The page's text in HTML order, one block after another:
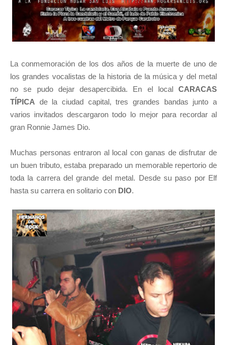
La conmemoración de los dos años de la muerte de uno de
los grandes vocalistas de la historia de la música y del metal
no se pudo dejar desapercibida. En el local CARACAS
TÍPICA de la ciudad capital, tres grandes bandas junto a
varios invitados descargaron todo lo mejor para recordar al
gran Ronnie James Dio.
Muchas personas entraron al local con ganas de disfrutar de
un buen tributo, estaba preparado un memorable repertorio de
toda la carrera del grande del metal. Desde su paso por Elf
hasta su carrera en solitario con DIO.